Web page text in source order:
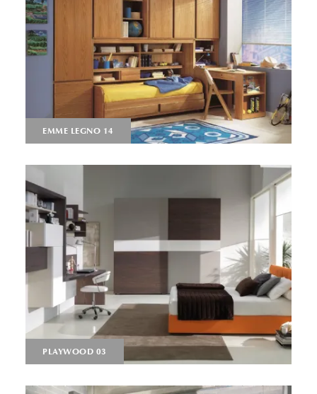
EMME LEGNO 14
PLAYWOOD 03